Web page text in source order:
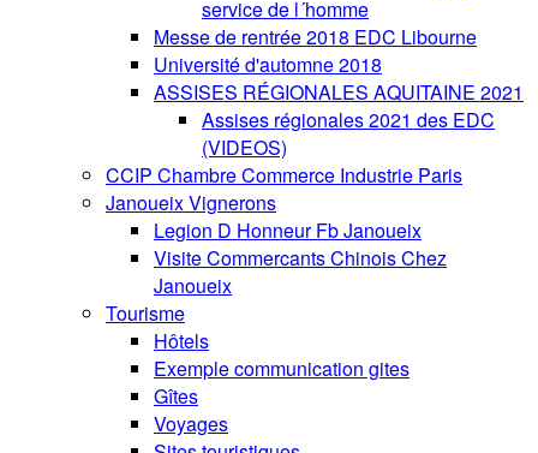
service de l´homme
Messe de rentrée 2018 EDC Libourne
Université d'automne 2018
ASSISES RÉGIONALES AQUITAINE 2021
Assises régionales 2021 des EDC
(VIDEOS)
CCIP Chambre Commerce Industrie Paris
Janoueix Vignerons
Legion D Honneur Fb Janoueix
Visite Commercants Chinois Chez
Janoueix
Tourisme
Hôtels
Exemple communication gites
Gîtes
Voyages